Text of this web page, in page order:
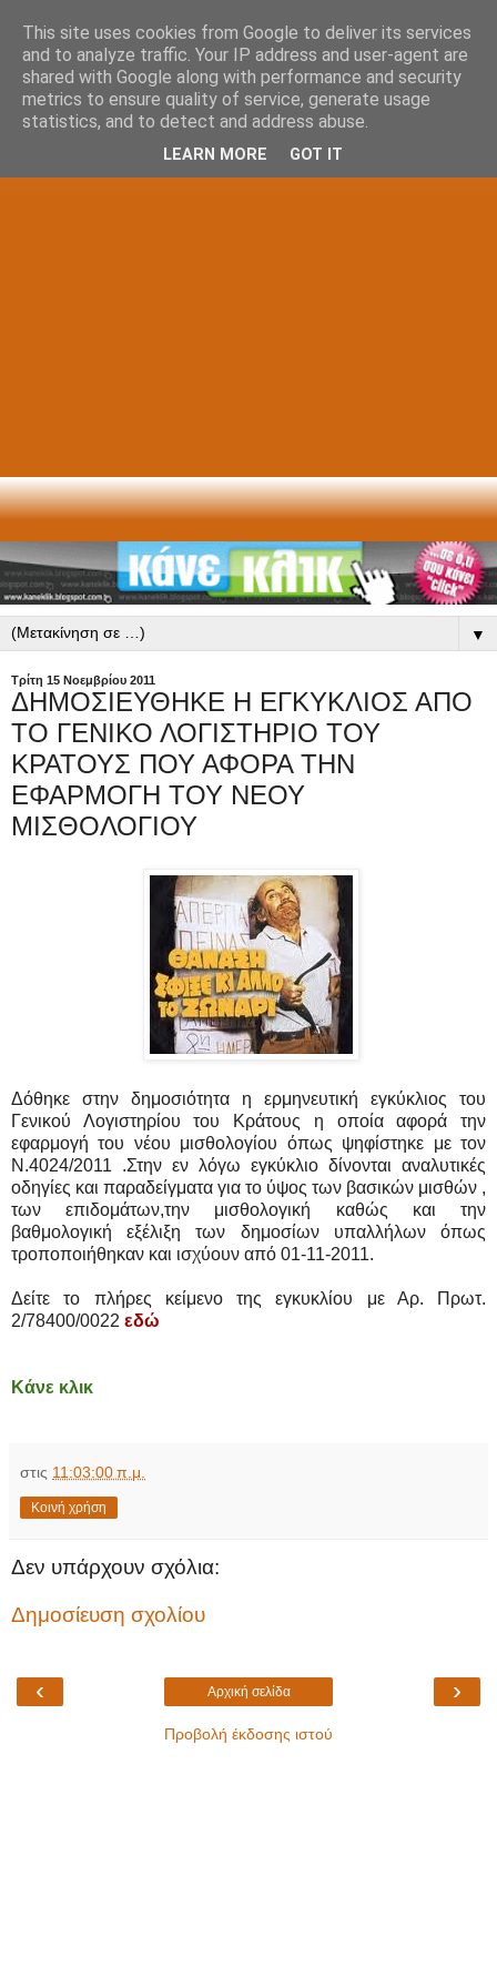
▼
Τρίτη 15 Νοεμβρίου 2011
ΔΗΜΟΣΙΕΥΘΗΚΕ Η ΕΓΚΥΚΛΙΟΣ ΑΠΟ
ΤΟ ΓΕΝΙΚΟ ΛΟΓΙΣΤΗΡΙΟ ΤΟΥ
ΚΡΑΤΟΥΣ ΠΟΥ ΑΦΟΡΑ ΤΗΝ
ΕΦΑΡΜΟΓΗ ΤΟΥ ΝΕΟΥ
ΜΙΣΘΟΛΟΓΙΟΥ
Δόθηκε στην δημοσιότητα η ερμηνευτική εγκύκλιος του
Γενικού Λογιστηρίου του Κράτους η οποία αφορά την
εφαρμογή του νέου μισθολογίου όπως ψηφίστηκε με τον
Ν.4024/2011 .Στην εν λόγω εγκύκλιο δίνονται αναλυτικές
οδηγίες και παραδείγματα για το ύψος των βασικών μισθών ,
των επιδομάτων,την μισθολογική καθώς και την
βαθμολογική εξέλιξη των δημοσίων υπαλλήλων όπως
τροποποιήθηκαν και ισχύουν από 01-11-2011.
Δείτε το πλήρες κείμενο της εγκυκλίου με Αρ. Πρωτ.
2/78400/0022 εδώ
Κάνε κλικ
στις 11:03:00 π.μ.
Κοινή χρήση
Δεν υπάρχουν σχόλια:
Δημοσίευση σχολίου
‹ ›
Αρχική σελίδα
Προβολή έκδοσης ιστού
This site uses cookies from Google to deliver its services
and to analyze traffic. Your IP address and user-agent are
shared with Google along with performance and security
metrics to ensure quality of service, generate usage
statistics, and to detect and address abuse.
LEARN MORE GOT IT